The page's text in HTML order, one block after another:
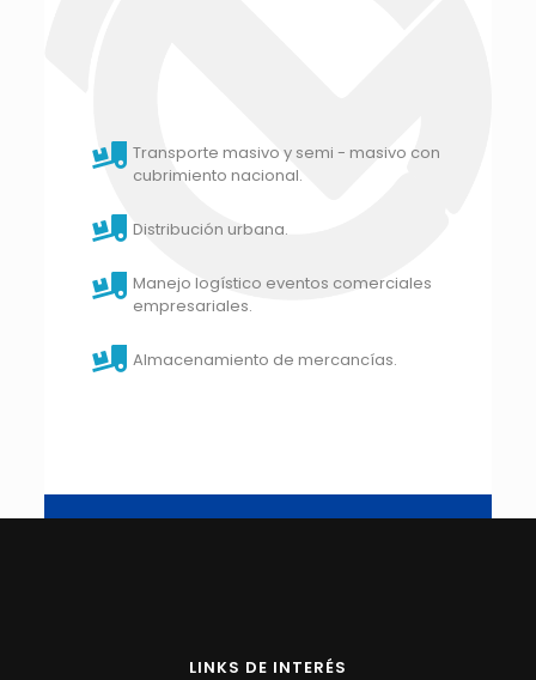
Transporte masivo y semi - masivo con
cubrimiento nacional.
Distribución urbana.
Manejo logístico eventos comerciales
empresariales.
Almacenamiento de mercancías.
LINKS DE INTERÉS